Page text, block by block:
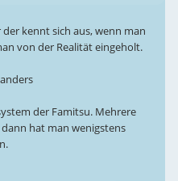
kennt sich aus, wenn man
von der Realität eingeholt.
der Famitsu. Mehrere
hat man wenigstens